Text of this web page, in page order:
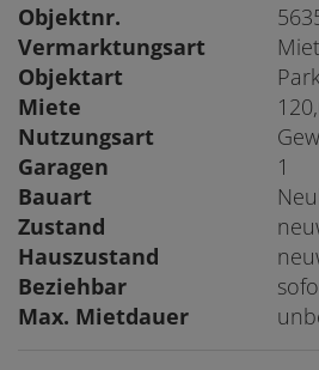
Objektnr.
Vermarktungsart
Objektart
Miete
Nutzungsart
Garagen
1
Bauart
Zustand
Hauszustand
Beziehbar
Max. Mietdauer